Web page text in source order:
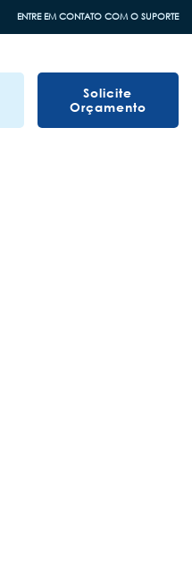
ENTRE EM CONTATO COM O SUPORTE
Solicite
Orçamento